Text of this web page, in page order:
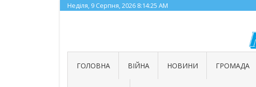
Skip
to
Неділя, 9 Серпня, 2026 8:14:26 AM
ГОЛОВНА ВІЙНА НОВИНИ ГРОМАДА